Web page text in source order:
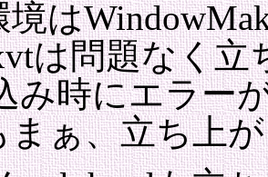
は
は問題なく立
み時にエラー
まぁ、立ち上